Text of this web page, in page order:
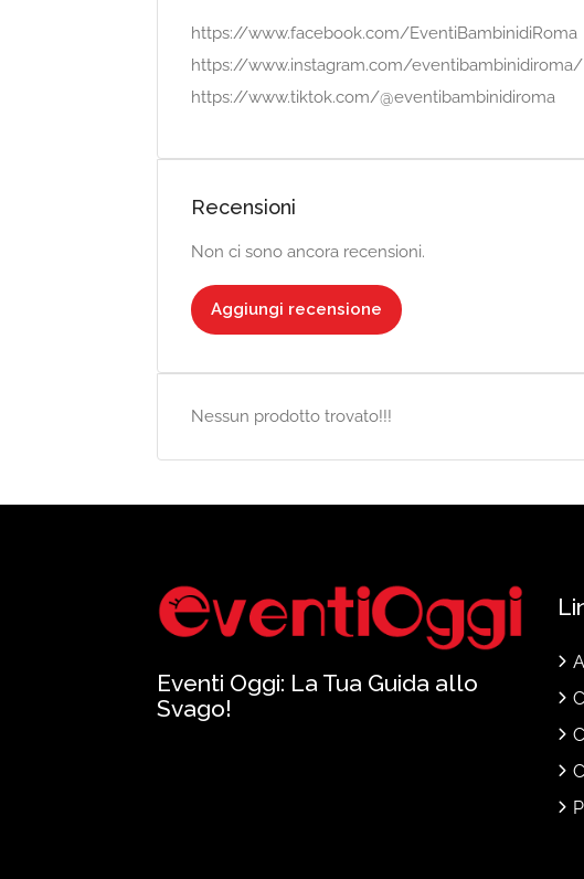
https://www.facebook.com/EventiBambinidiRoma
https://www.instagram.com/eventibambinidiroma/
https://www.tiktok.com/@eventibambinidiroma
Recensioni
Non ci sono ancora recensioni.
Aggiungi recensione
Nessun prodotto trovato!!!
Eventi Oggi: La Tua Guida allo
Svago!